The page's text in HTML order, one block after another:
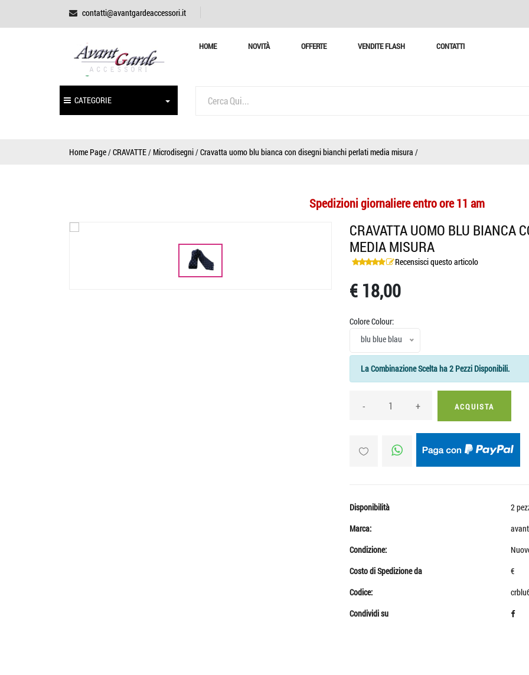
contatti@avantgardeaccessori.it
HOME NOVITÀ OFFERTE VENDITE FLASH CONTATTI
CATEGORIE
Home Page/CRAVATTE/ Microdisegni/Cravatta uomo blu bianca con disegni bianchi perlati media misura /
Spedizioni giornaliere entro ore 11 am
CRAVATTA UOMO BLU BIANCA
MEDIA MISURA
Recensisci questo articolo
€ 18,00
Colore Colour:
blu blue blau
La Combinazione Scelta ha 2 Pezzi Disponibili.
- + ACQUISTA
Disponibilità
2
Marca:
Condizione:
Costo di Spedizione da
€
Codice:
Condividi su